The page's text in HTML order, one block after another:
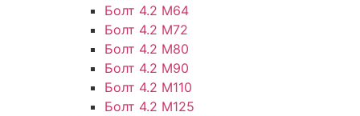
Болт 4.2 М64
Болт 4.2 М72
Болт 4.2 М80
Болт 4.2 М90
Болт 4.2 М110
Болт 4.2 М125